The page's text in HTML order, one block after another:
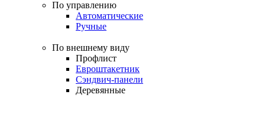
По управлению
Автоматические
Ручные
По внешнему виду
Профлист
Евроштакетник
Сэндвич-панели
Деревянные